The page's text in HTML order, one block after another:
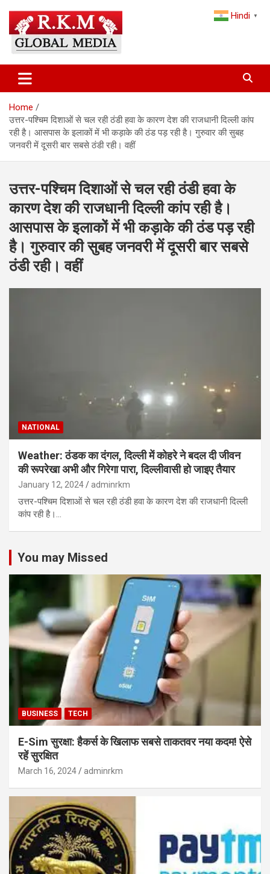
content
Latest Hindi News & Breaking
News – RKM Global Media
and the World
Home
उत्तर-पश्चिम दिशाओं से चल रही ठंडी हवा के कारण देश की राजधानी दिल्ली कांप
रही है। आसपास के इलाकों में भी कड़ाके की ठंड पड़ रही है। गुरुवार की सुबह
जनवरी में दूसरी बार सबसे ठंडी रही। वहीं
उत्तर-पश्चिम दिशाओं से चल रही ठंडी हवा के
कारण देश की राजधानी दिल्ली कांप रही है।
आसपास के इलाकों में भी कड़ाके की ठंड पड़ रही
है। गुरुवार की सुबह जनवरी में दूसरी बार सबसे
ठंडी रही। वहीं
NATIONAL
Weather: ठंडक का दंगल, दिल्ली में कोहरे ने बदल दी जीवन
की रूपरेखा अभी और गिरेगा पारा, दिल्लीवासी हो जाइए तैयार
January 12, 2024 adminrkm
उत्तर-पश्चिम दिशाओं से चल रही ठंडी हवा के कारण देश की राजधानी दिल्ली
कांप रही है।…
You may Missed
BUSINESS TECH
E-Sim सुरक्षा: हैकर्स के खिलाफ सबसे ताकतवर नया कदम! ऐसे
रहें सुरक्षित
March 16, 2024 adminrkm
Hindi ▼